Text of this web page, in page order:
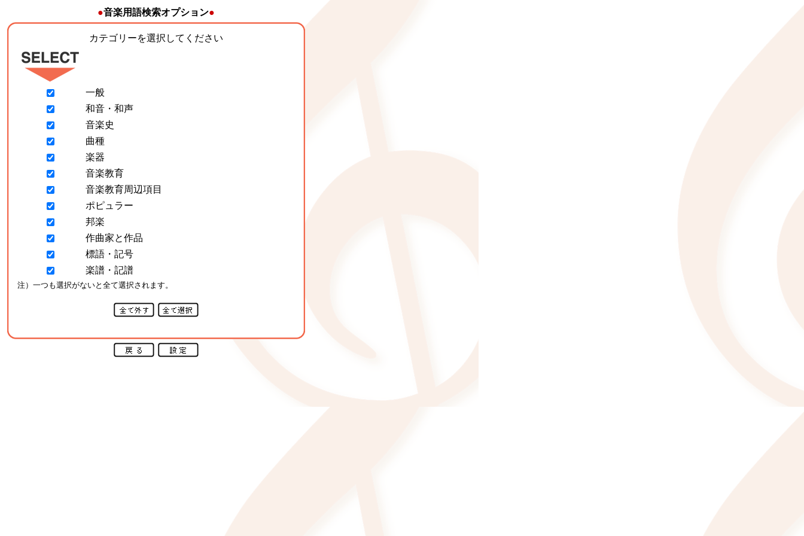
●音楽用語検索オプション●
カテゴリーを選択してください
一般
和音・和声
音楽史
曲種
楽器
音楽教育
音楽教育周辺項目
ポピュラー
邦楽
作曲家と作品
標語・記号
楽譜・記譜
注）一つも選択がないと全て選択されます。